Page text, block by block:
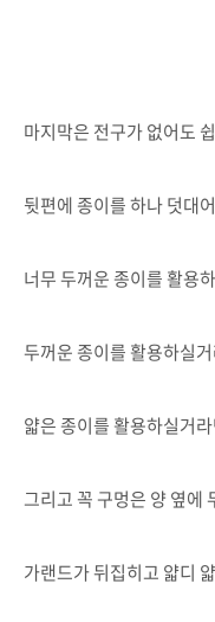
마지막은 전구가 없어도
뒷편에 종이를 하나 덧대
너무 두꺼운 종이를 활용
두꺼운 종이를 활용하실
얇은 종이를 활용하실거
그리고 꼭 구멍은 양 옆에
가랜드가 뒤집히고 얇디